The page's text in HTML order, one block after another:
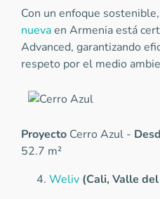
Con un enfoque
nuevaen Armenia está
Advanced, garantizando
respeto por el medio
Proyecto Cerro Azul -
52.7 m²
Weliv (Cali, Valle del